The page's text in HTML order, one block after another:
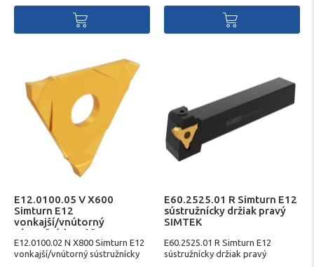
E12.0100.05 V X600
Simturn E12
vonkajší/vnútorný
sústružnícky nôž SIMTEK
E12.0100.02 N X800 Simturn E12
vonkajší/vnútorný sústružnícky
E60.2525.01 R Simturn E12
sústružnícky držiak pravý
SIMTEK
E60.2525.01 R Simturn E12
sústružnícky držiak pravý